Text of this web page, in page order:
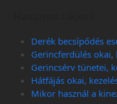
Derék becsípődés
Gerincferdülés okai,
Gerincsérv tünetei,
Hátfájás okai,
Mikor használ a